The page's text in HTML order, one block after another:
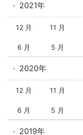
2021年
12 月 11 月
6 月 5 月
2020年
12 月 11 月
6 月 5 月
2019年